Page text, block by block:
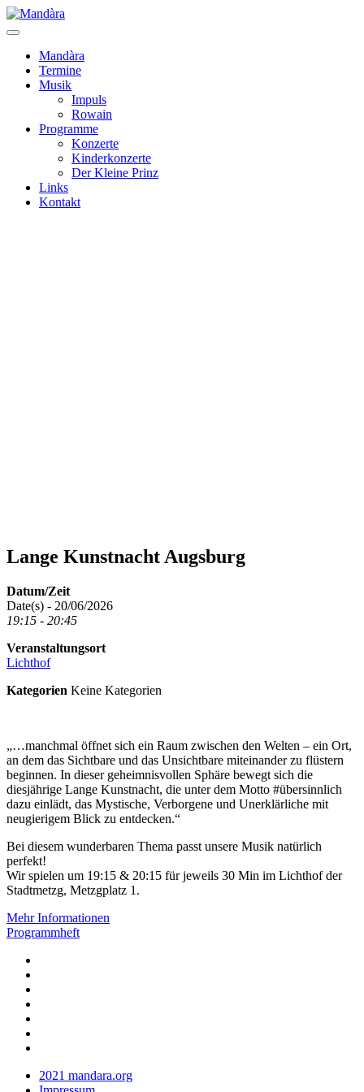
Mandàra
Termine
Musik
Impuls
Rowain
Programme
Konzerte
Kinderkonzerte
Der Kleine Prinz
Links
Kontakt
Lange Kunstnacht Augsburg
Datum/Zeit
Date(s) - 20/06/2026
19:15 - 20:45
Veranstaltungsort
Lichthof
Kategorien Keine Kategorien
„…manchmal öffnet sich ein Raum zwischen den Welten – ein Ort,
an dem das Sichtbare und das Unsichtbare miteinander zu flüstern
beginnen. In dieser geheimnisvollen Sphäre bewegt sich die
diesjährige Lange Kunstnacht, die unter dem Motto #übersinnlich
dazu einlädt, das Mystische, Verborgene und Unerklärliche mit
neugierigem Blick zu entdecken.“
Bei diesem wunderbaren Thema passt unsere Musik natürlich
perfekt!
Wir spielen um 19:15 & 20:15 für jeweils 30 Min im Lichthof der
Stadtmetzg, Metzgplatz 1.
Mehr Informationen
Programmheft
2021 mandara.org